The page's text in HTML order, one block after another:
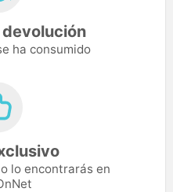
ha consumido
lo encontrarás en